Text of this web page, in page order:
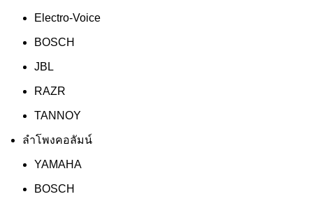
Electro-Voice
BOSCH
JBL
RAZR
TANNOY
ลำโพงคอลัมน์
YAMAHA
BOSCH